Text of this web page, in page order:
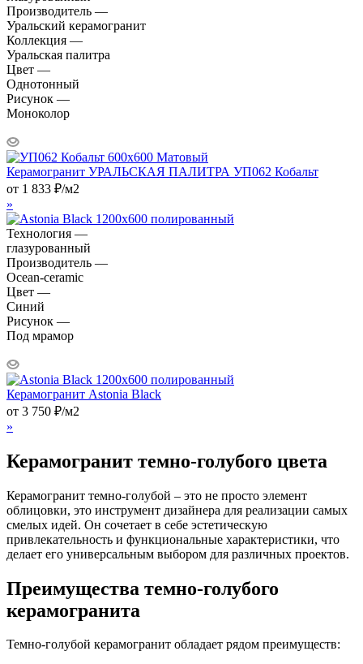
Производитель —
Уральский керамогранит
Коллекция —
Уральская палитра
Цвет —
Однотонный
Рисунок —
Моноколор
Керамогранит УРАЛЬСКАЯ ПАЛИТРА УП062 Кобальт
от 1 833 ₽/м2
»
Технология —
глазурованный
Производитель —
Ocean-ceramic
Цвет —
Синий
Рисунок —
Под мрамор
Керамогранит Astonia Black
от 3 750 ₽/м2
»
Керамогранит темно-голубого цвета
Керамогранит темно-голубой – это не просто элемент
облицовки, это инструмент дизайнера для реализации самых
смелых идей. Он сочетает в себе эстетическую
привлекательность и функциональные характеристики, что
делает его универсальным выбором для различных проектов.
Преимущества темно-голубого
керамогранита
Темно-голубой керамогранит обладает рядом преимуществ: